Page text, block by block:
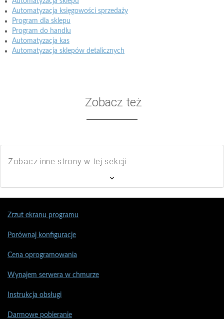
Automatyzacja księgowości sprzedaży
Program dla sklepu
Program do handlu
Automatyzacja kas
Automatyzacja sklepów detalicznych
Zobacz też
Zobacz inne strony w tej sekcji
Zrzut ekranu programu
Porównaj konfiguracje
Cena oprogramowania
Wynajem serwera w chmurze
Instrukcja obsługi
Darmowe pobieranie